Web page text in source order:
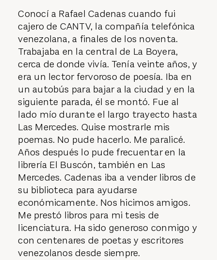
Conocí a Rafael Cadenas cuando fui
cajero de CANTV, la compañía telefónica
venezolana, a finales de los noventa.
Trabajaba en la central de La Boyera,
cerca de donde vivía. Tenía veinte años, y
era un lector fervoroso de poesía. Iba en
un autobús para bajar a la ciudad y en la
siguiente parada, él se montó. Fue al
lado mío durante el largo trayecto hasta
Las Mercedes. Quise mostrarle mis
poemas. No pude hacerlo. Me paralicé.
Años después lo pude frecuentar en la
librería El Buscón, también en Las
Mercedes. Cadenas iba a vender libros de
su biblioteca para ayudarse
económicamente. Nos hicimos amigos.
Me prestó libros para mi tesis de
licenciatura. Ha sido generoso conmigo y
con centenares de poetas y escritores
venezolanos desde siempre.